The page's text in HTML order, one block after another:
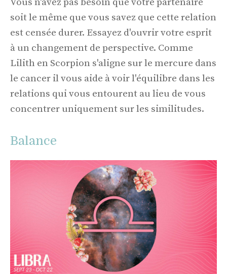
Vous n'avez pas besoin que votre partenaire
soit le même que vous savez que cette relation
est censée durer. Essayez d'ouvrir votre esprit
à un changement de perspective. Comme
Lilith en Scorpion s'aligne sur le mercure dans
le cancer il vous aide à voir l'équilibre dans les
relations qui vous entourent au lieu de vous
concentrer uniquement sur les similitudes.
Balance